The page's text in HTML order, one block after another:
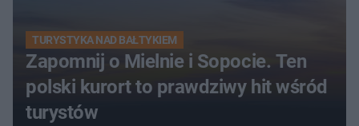
TURYSTYKA NAD BAŁTYKIEM
Zapomnij o Mielnie i Sopocie. Ten
polski kurort to prawdziwy hit wśród
turystów